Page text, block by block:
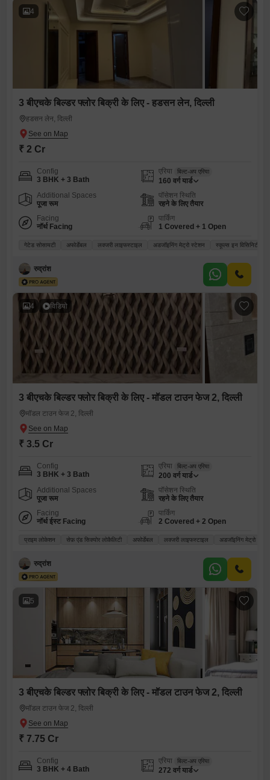
4
3 बीएचके बिल्डर फ्लोर बिक्री के लिए - हडसन लेन, दिल्ली
हडसन लेन, दिल्ली
₹ 2 Cr
Config
3 BHK + 3 Bath
एरिया बिल्ट-अप एरिया
160 वर्ग यार्ड
Additional Spaces
पूजा रूम
पॉसेशन स्थिति
रहने के लिए तैयार
Facing
नॉर्थ Facing
पार्किंग
1 Covered + 1 Open
गेटेड सोसायटी अफोर्डेबल लक्जरी लाइफस्टाइल अडजॉइनिंग मेट्रो स्टेशन स्कूल्स इन विसिनिटी
रुद्रांश
4 विडियो
3 बीएचके बिल्डर फ्लोर बिक्री के लिए - मॉडल टाउन फेज 2, दिल्ली
मॉडल टाउन फेज 2, दिल्ली
₹ 3.5 Cr
Config
3 BHK + 3 Bath
एरिया बिल्ट-अप एरिया
200 वर्ग यार्ड
Additional Spaces
पूजा रूम
पॉसेशन स्थिति
रहने के लिए तैयार
Facing
नॉर्थ ईस्ट Facing
पार्किंग
2 Covered + 2 Open
प्राइम लोकेशन सेफ़ एंड सिक्योर लोकैलिटी अफोर्डेबल लक्जरी लाइफस्टाइल अडजॉइनिंग मेट्रो
रुद्रांश
5
3 बीएचके बिल्डर फ्लोर बिक्री के लिए - मॉडल टाउन फेज 2, दिल्ली
मॉडल टाउन फेज 2, दिल्ली
₹ 7.75 Cr
Config
3 BHK + 4 Bath
एरिया बिल्ट-अप एरिया
272 वर्ग यार्ड